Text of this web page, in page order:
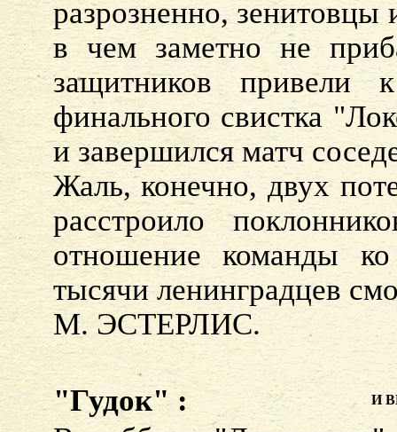
разрозненно,
в чем заметно не
защитников
финального свистка
и завершился матч
Жаль, конечно, двух
расстроило
отношение команды
тысячи ленинградцев
М. ЭСТЕРЛИС.
"Гудок" : И